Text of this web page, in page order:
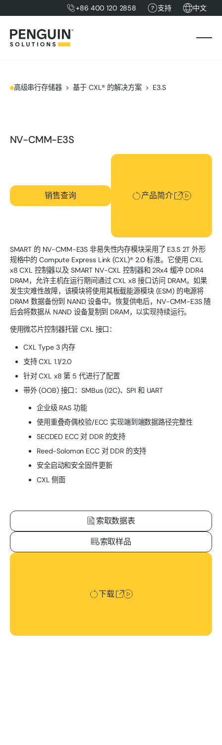
+86 400 120 2858 支持 中文
高级串行存储器 基于 CXL® 的解决方案 E3.S
NV-CMM-E3S
销售查询 产品简介
产品简介
SMART 的 NV-CMM-E3S 非易失性内存模块采用了 E3.S 2T 外形
规格中的 Compute Express Link (CXL)® 2.0 标准。它使用 CXL
x8 CXL 控制器以及 SMART NV-CXL 控制器和 2Rx4 缓冲 DDR4
DRAM，允许主机在运行期间通过 CXL x8 接口访问 DRAM。如果
发生灾难性故障，该模块将使用其板载能源模块 (ESM) 的电源将
DRAM 数据备份到 NAND 设备中。恢复供电后，NV-CMM-E3S 随
后会将数据从 NAND 设备复制到 DRAM，以实现持续运行。
使用微芯片控制器托管 CXL 接口：
CXL Type 3 内存
支持 CXL 1.1/2.0
针对 CXL x8 第 5 代进行了配置
带外 (OOB) 接口：SMBus (I2C)、SPI 和 UART
企业级 RAS 功能
使用重叠奇偶校验/ECC 实现端到端数据路径完整性
SECDED ECC 对 DDR 的支持
Reed-Solomon ECC 对 DDR 的支持
安全启动和安全固件更新
CXL 侧面
索取数据表
索取样品
下载
下载